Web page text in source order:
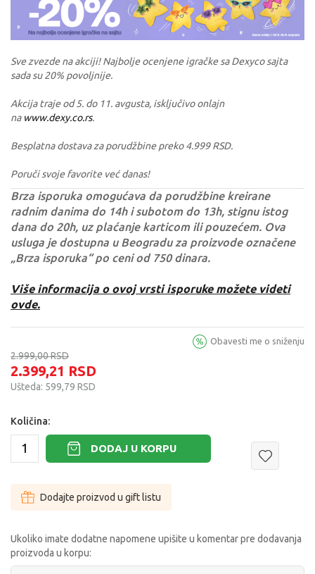
Sve zvezde na akciji! Najbolje ocenjene igračke sa Dexyco sajta
sada su 20% povoljnije.
Akcija traje od 5. do 11. avgusta, isključivo onlajn
na www.dexy.co.rs.
Besplatna dostava za porudžbine preko 4.999 RSD.
Poruči svoje favorite već danas!
Brza isporuka omogućava da porudžbine kreirane
radnim danima do 14h i subotom do 13h, stignu istog
dana do 20h, uz plaćanje karticom ili pouzećem. Ova
usluga je dostupna u Beogradu za proizvode označene
„Brza isporuka“ po ceni od 750 dinara.
Više informacija o ovoj vrsti isporuke možete videti
ovde.
2.999,00RSD
2.399,21 RSD
Ušteda: 599,79 RSD
Obavesti me o sniženju
Količina:
DODAJ U KORPU
Dodajte proizvod u gift listu
Ukoliko imate dodatne napomene upišite u komentar pre dodavanja
proizvoda u korpu: